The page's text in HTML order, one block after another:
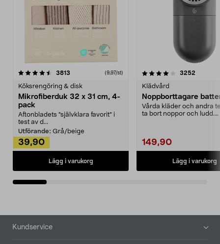
3813 (9,97/st)
Köksrengöring & disk
Mikrofiberduk 32 x 31 cm, 4-
pack
Aftonbladets "självklara favorit” i
test av d...
Utförande: Grå/beige
39,90
Lägg i varukorg
4.0av 5 stjärnor 3252
Klädvård
Noppborttagare
Vårda kläder och andra
ta bort noppor och ludd.
149,90
Lägg i varukorg
4.5av 5 stjärnor
Sidfot
Kundservice